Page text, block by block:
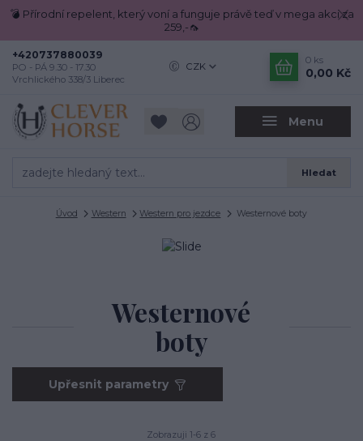
💣 Přírodní repelent, který voní a funguje právě teď v mega akci za
259,-🦟
Menu
CZK
Hledat
+420737880039
PO - PÁ 9.30 - 17.30
Vrchlického 338/3 Liberec
0 ks
0,00 Kč
Úvod Western Western pro jezdce Westernové boty
Westernové
boty
Upřesnit parametry
Zobrazuji 1-6 z 6